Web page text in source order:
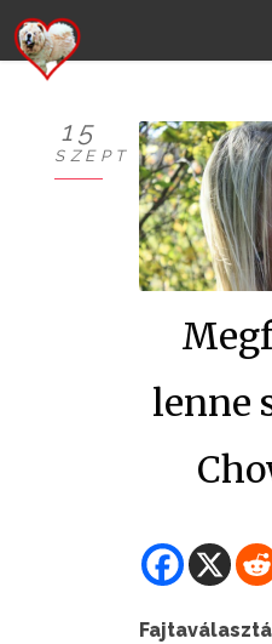
BEMUTATKOZÁS
15
SZEPT
lenne